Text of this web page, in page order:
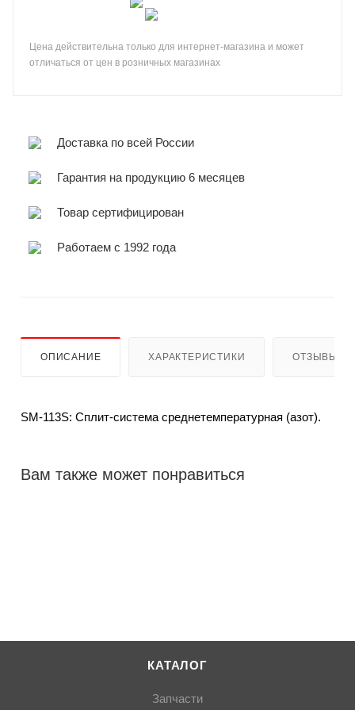
Цена действительна только для интернет-магазина и может
отличаться от цен в розничных магазинах
Доставка по всей России
Гарантия на продукцию 6 месяцев
Товар сертифицирован
Работаем с 1992 года
ОПИСАНИЕ ХАРАКТЕРИСТИКИ ОТЗЫВЫ
SM-113S: Сплит-система среднетемпературная (азот).
Вам также может понравиться
КАТАЛОГ
Запчасти